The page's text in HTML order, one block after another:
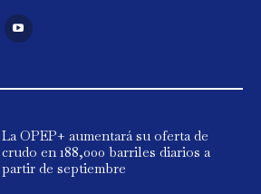
La OPEP+ aumentará su oferta de
crudo en 188,000 barriles diarios a
partir de septiembre